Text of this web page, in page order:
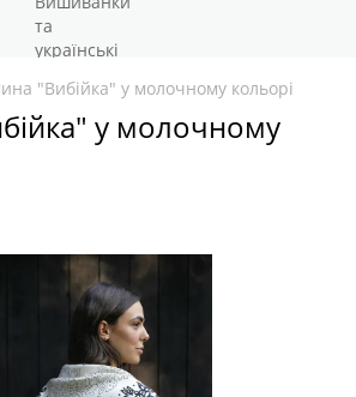
"Вибійка" у молочному кольорі
у молочному